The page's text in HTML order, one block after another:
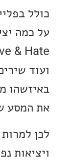
Love &
שירים רבים.
מקום
שלי בדרך
שהשבוע
נפלאות,